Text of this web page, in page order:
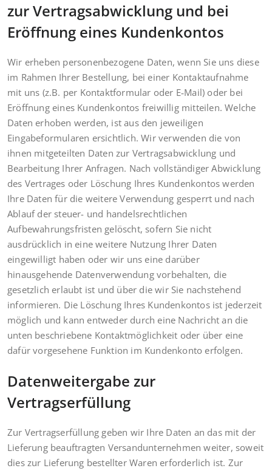
zur Vertragsabwicklung und bei
Eröffnung eines Kundenkontos
Wir erheben personenbezogene Daten, wenn Sie uns diese
im Rahmen Ihrer Bestellung, bei einer Kontaktaufnahme
mit uns (z.B. per Kontaktformular oder E‑Mail) oder bei
Eröffnung eines Kundenkontos freiwillig mitteilen. Welche
Daten erhoben werden, ist aus den jeweiligen
Eingabeformularen ersichtlich. Wir verwenden die von
ihnen mitgeteilten Daten zur Vertragsabwicklung und
Bearbeitung Ihrer Anfragen. Nach vollständiger Abwicklung
des Vertrages oder Löschung Ihres Kundenkontos werden
Ihre Daten für die weitere Verwendung gesperrt und nach
Ablauf der steuer- und handelsrechtlichen
Aufbewahrungsfristen gelöscht, sofern Sie nicht
ausdrücklich in eine weitere Nutzung Ihrer Daten
eingewilligt haben oder wir uns eine darüber
hinausgehende Datenverwendung vorbehalten, die
gesetzlich erlaubt ist und über die wir Sie nachstehend
informieren. Die Löschung Ihres Kundenkontos ist jederzeit
möglich und kann entweder durch eine Nachricht an die
unten beschriebene Kontaktmöglichkeit oder über eine
dafür vorgesehene Funktion im Kundenkonto erfolgen.
Datenweitergabe zur
Vertragserfüllung
Zur Vertragserfüllung geben wir Ihre Daten an das mit der
Lieferung beauftragten Versandunternehmen weiter, soweit
dies zur Lieferung bestellter Waren erforderlich ist. Zur